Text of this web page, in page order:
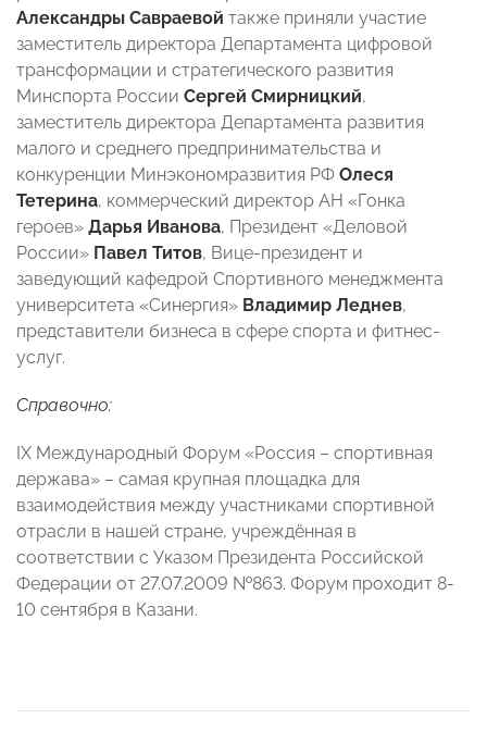
Александры Савраевой также приняли участие
заместитель директора Департамента цифровой
трансформации и стратегического развития
Минспорта России Сергей Смирницкий,
заместитель директора Департамента развития
малого и среднего предпринимательства и
конкуренции Минэкономразвития РФ Олеся
Тетерина, коммерческий директор АН «Гонка
героев» Дарья Иванова, Президент «Деловой
России» Павел Титов, Вице-президент и
заведующий кафедрой Спортивного менеджмента
университета «Синергия» Владимир Леднев,
представители бизнеса в сфере спорта и фитнес-
услуг.
Справочно:
IX Международный Форум «Россия – спортивная
держава» – самая крупная площадка для
взаимодействия между участниками спортивной
отрасли в нашей стране, учреждённая в
соответствии с Указом Президента Российской
Федерации от 27.07.2009 №863. Форум проходит 8-
10 сентября в Казани.